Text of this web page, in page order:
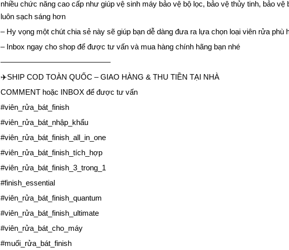
nhiều chức năng cao cấp như giúp vệ sinh máy bảo vệ bộ lọc, bảo vệ thủy tinh, bảo vệ
luôn sạch sáng hơn
– Hy vọng một chút chia sẻ này sẽ giúp bạn dễ dàng đưa ra lựa chọn loại viên rửa phù
– Inbox ngay cho shop để được tư vấn và mua hàng chính hãng bạn nhé
——————————————–
✈️SHIP COD TOÀN QUỐC – GIAO HÀNG & THU TIỀN TẠI NHÀ
COMMENT hoặc INBOX để được tư vấn
#viên_rửa_bát_finish
#viên_rửa_bát_nhập_khẩu
#viên_rửa_bát_finish_all_in_one
#viên_rửa_bát_finish_tích_hợp
#viên_rửa_bát_finish_3_trong_1
#finish_essential
#viên_rửa_bát_finish_quantum
#viên_rửa_bát_finish_ultimate
#viên_rửa_bát_cho_máy
#muối_rửa_bát_finish